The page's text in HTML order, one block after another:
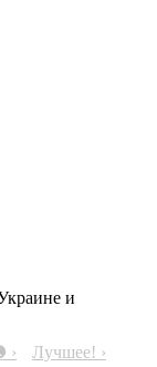
и
› Лучшее! ›